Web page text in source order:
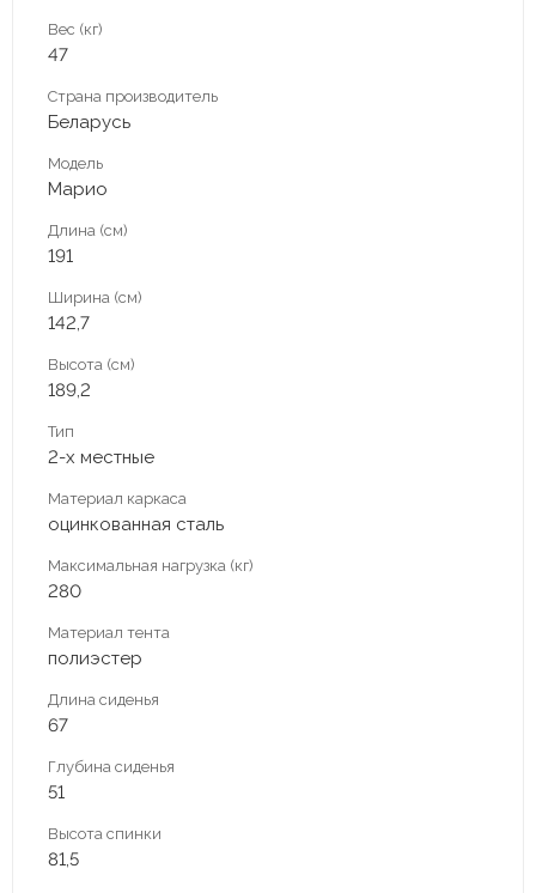
Вес (кг)
47
Страна производитель
Беларусь
Модель
Марио
Длина (см)
191
Ширина (см)
142,7
Высота (см)
189,2
Тип
2-х местные
Материал каркаса
оцинкованная сталь
Максимальная нагрузка (кг)
280
Материал тента
полиэстер
Длина сиденья
67
Глубина сиденья
51
Высота спинки
81,5